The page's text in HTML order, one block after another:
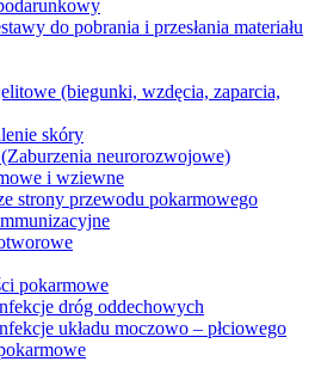
do pobrania i przesłania materiału
(biegunki, wzdęcia, zaparcia,
skóry
neurorozwojowe)
i wziewne
strony przewodu pokarmowego
pokarmowe
dróg oddechowych
układu moczowo – płciowego